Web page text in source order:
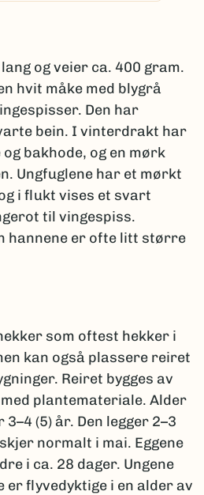
og veier ca. 400 gram.
hvit måke med blygrå
Den har
bein. I vinterdrakt har
bakhode, og en mørk
Ungfuglene har et mørkt
i flukt vises et svart
til vingespiss.
hannene er ofte litt større
som oftest hekker i
kan også plassere reiret
Reiret bygges av
plantemateriale. Alder
(5) år. Den legger 2–3
normalt i mai. Eggene
i ca. 28 dager. Ungene
flyvedyktige i en alder av